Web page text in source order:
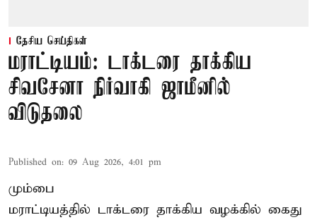
தேசிய செய்திகள்
மராட்டியம்: டாக்டரை தாக்கிய
சிவசேனா நிர்வாகி ஜாமீனில்
விடுதலை
Published on: 09 Aug 2026, 4:01 pm
மும்பை
மராட்டியத்தில் டாக்டரை தாக்கிய வழக்கில் கைது